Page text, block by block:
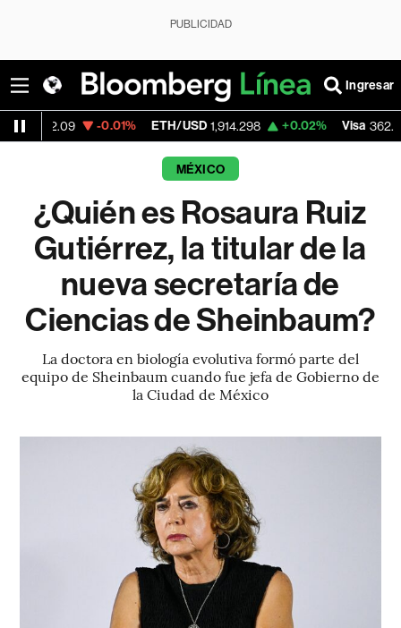
PUBLICIDAD
Ingresar
-0.01% ETH/USD 1,914.298 +0.02% Visa 362.50 -
MÉXICO
¿Quién es Rosaura Ruiz
Gutiérrez, la titular de la
nueva secretaría de
Ciencias de Sheinbaum?
La doctora en biología evolutiva formó parte del
equipo de Sheinbaum cuando fue jefa de Gobierno de
la Ciudad de México